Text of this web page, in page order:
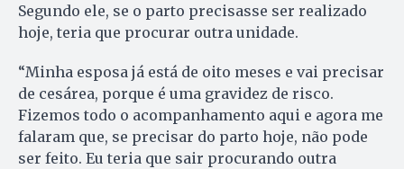
Segundo ele, se o parto precisasse ser realizado
hoje, teria que procurar outra unidade.
“Minha esposa já está de oito meses e vai precisar
de cesárea, porque é uma gravidez de risco.
Fizemos todo o acompanhamento aqui e agora me
falaram que, se precisar do parto hoje, não pode
ser feito. Eu teria que sair procurando outra